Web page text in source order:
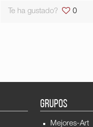
Te ha gustado? 0
GRUPOS
Mejores-Art